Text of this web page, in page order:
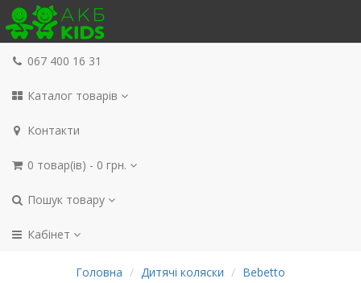
067 400 16 31
Каталог товарів
Контакти
0 товар(ів) - 0 грн.
Пошук товару
Кабінет
Головна Дитячі коляски
Bebetto